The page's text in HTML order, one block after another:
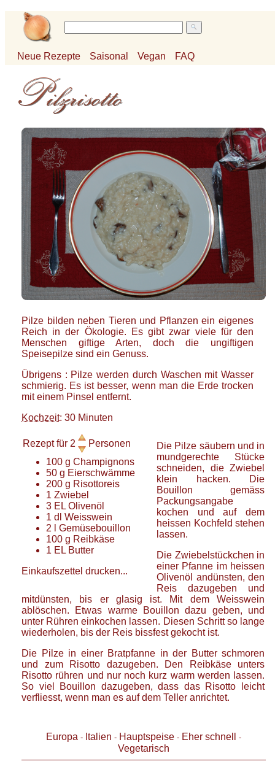
Neue Rezepte Saisonal Vegan FAQ
Pilze bilden neben Tieren und Pflanzen ein eigenes
Reich in der Ökologie. Es gibt zwar viele für den
Menschen giftige Arten, doch die ungiftigen
Speisepilze sind ein Genuss.
Übrigens : Pilze werden durch Waschen mit Wasser
schmierig. Es ist besser, wenn man die Erde trocken
mit einem Pinsel entfernt.
Kochzeit: 30 Minuten
Rezept für 2
Personen
100 g Champignons
50 g Eierschwämme
200 g Risottoreis
1 Zwiebel
3 EL Olivenöl
1 dl Weisswein
2
Gemüsebouillon
100 g Reibkäse
1 EL Butter
Einkaufszettel drucken...
Die Pilze säubern und in
mundgerechte Stücke
schneiden, die Zwiebel
klein hacken. Die
Bouillon gemäss
Packungsangabe
kochen und auf dem
heissen Kochfeld stehen
lassen.
Die Zwiebelstückchen in
einer Pfanne im heissen
Olivenöl andünsten, den
Reis dazugeben und
mitdünsten, bis er glasig ist. Mit dem Weisswein
ablöschen. Etwas warme Bouillon dazu geben, und
unter Rühren einkochen lassen. Diesen Schritt so lange
wiederholen, bis der Reis bissfest gekocht ist.
Die Pilze in einer Bratpfanne in der Butter schmoren
und zum Risotto dazugeben. Den Reibkäse unters
Risotto rühren und nur noch kurz warm werden lassen.
So viel Bouillon dazugeben, dass das Risotto leicht
verfliesst, wenn man es auf dem Teller anrichtet.
Europa - Italien - Hauptspeise - Eher schnell -
Vegetarisch